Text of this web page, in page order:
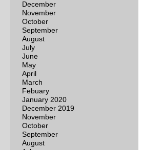
December
November
October
September
August
July
June
May
April
March
Febuary
January 2020
December 2019
November
October
September
August